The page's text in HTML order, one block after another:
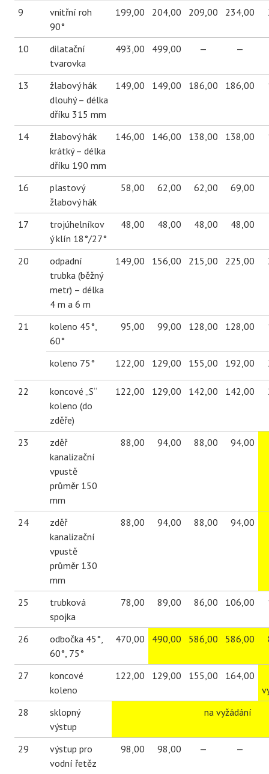
9
vnitřní roh
90°
199,00 204,00 209,00 234,00
10
dilatační
tvarovka
493,00 499,00 — —
13
žlabový hák
dlouhý – délka
dříku 315 mm
149,00 149,00 186,00 186,00
14
žlabový hák
krátký – délka
dříku 190 mm
146,00 146,00 138,00 138,00
16
plastový
žlabový hák
58,00 62,00 62,00 69,00
17
trojúhelníkov
ý klín 18°/27°
48,00 48,00 48,00 48,00
20
odpadní
trubka (běžný
metr) – délka
4 m a 6 m
149,00 156,00 215,00 225,00
21
koleno 45°,
60°
95,00 99,00 128,00 128,00
koleno 75° 122,00 129,00 155,00 192,00
22
koncové „S“
koleno (do
zděře)
122,00 129,00 142,00 142,00
23
zděř
kanalizační
vpustě
průměr 150
mm
88,00 94,00 88,00 94,00
24
zděř
kanalizační
vpustě
průměr 130
mm
88,00 94,00 88,00 94,00
25
trubková
spojka
78,00 89,00 86,00 106,00
26
odbočka 45°,
60°, 75°
470,00 490,00 586,00 586,00
27
koncové
koleno
122,00 129,00 155,00
164,00
28
sklopný
výstup
na vyžádání
29
výstup pro
vodní řetěz
98,00 98,00 — —